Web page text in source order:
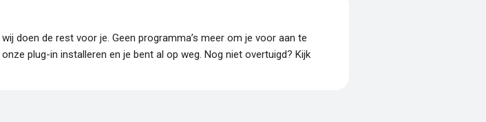
doen de rest voor je. Geen programma’s meer om je voor aan te
plug-in installeren en je bent al op weg. Nog niet overtuigd? Kijk